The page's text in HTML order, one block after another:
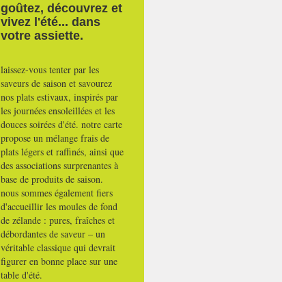
goûtez, découvrez et
vivez l'été... dans
votre assiette.
laissez-vous tenter par les
saveurs de saison et savourez
nos plats estivaux, inspirés par
les journées ensoleillées et les
douces soirées d'été. notre carte
propose un mélange frais de
plats légers et raffinés, ainsi que
des associations surprenantes à
base de produits de saison.
nous sommes également fiers
d'accueillir les moules de fond
de zélande : pures, fraîches et
débordantes de saveur – un
véritable classique qui devrait
figurer en bonne place sur une
table d'été.